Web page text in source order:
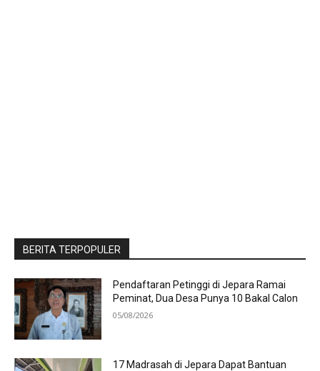
BERITA TERPOPULER
Pendaftaran Petinggi di Jepara Ramai
Peminat, Dua Desa Punya 10 Bakal Calon
05/08/2026
17 Madrasah di Jepara Dapat Bantuan